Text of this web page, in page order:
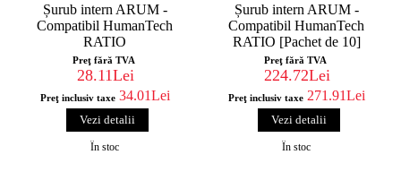
Șurub intern ARUM -
Compatibil HumanTech
RATIO
Preţ fără TVA
28.11Lei
Preţ inclusiv taxe 34.01Lei
Vezi detalii
În stoc
Șurub intern ARUM -
Compatibil HumanTech
RATIO [Pachet de 10]
Preţ fără TVA
224.72Lei
Preţ inclusiv taxe 271.91Lei
Vezi detalii
În stoc